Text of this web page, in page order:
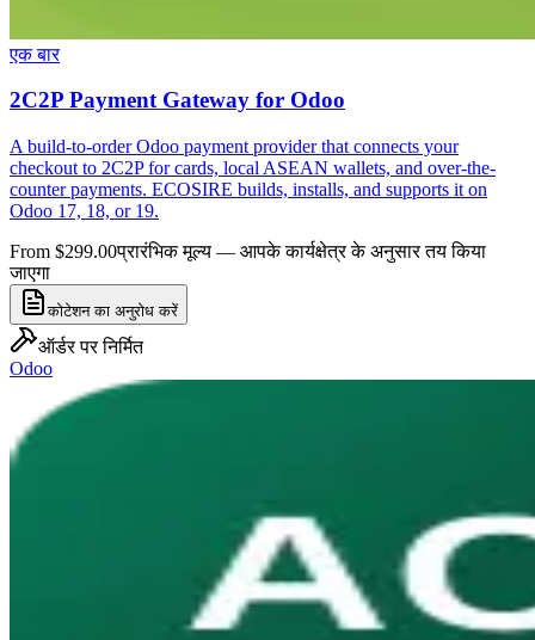
एक बार
2C2P Payment Gateway for Odoo
A build-to-order Odoo payment provider that connects your
checkout to 2C2P for cards, local ASEAN wallets, and over-the-
counter payments. ECOSIRE builds, installs, and supports it on
Odoo 17, 18, or 19.
From $299.00प्रारंभिक मूल्य — आपके कार्यक्षेत्र के अनुसार तय किया
जाएगा
कोटेशन का अनुरोध करें
ऑर्डर पर निर्मित
Odoo